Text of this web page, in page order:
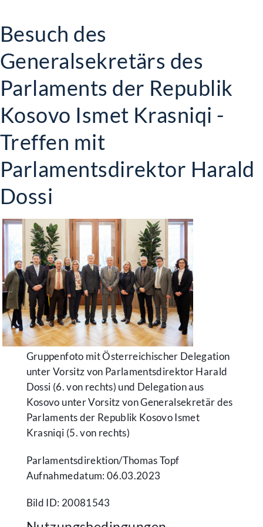
Besuch des
Generalsekretärs des
Parlaments der Republik
Kosovo Ismet Krasniqi -
Treffen mit
Parlamentsdirektor Harald
Dossi
Gruppenfoto mit Österreichischer Delegation
unter Vorsitz von Parlamentsdirektor Harald
Dossi (6. von rechts) und Delegation aus
Kosovo unter Vorsitz von Generalsekretär des
Parlaments der Republik Kosovo Ismet
Krasniqi (5. von rechts)
Parlamentsdirektion/​Thomas Topf
Aufnahmedatum: 06.03.2023
Bild ID: 20081543